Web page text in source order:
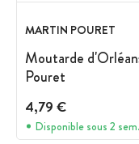
MARTIN POURET
Moutarde
Pouret
4,79 €
Disponible sous 2 sem.